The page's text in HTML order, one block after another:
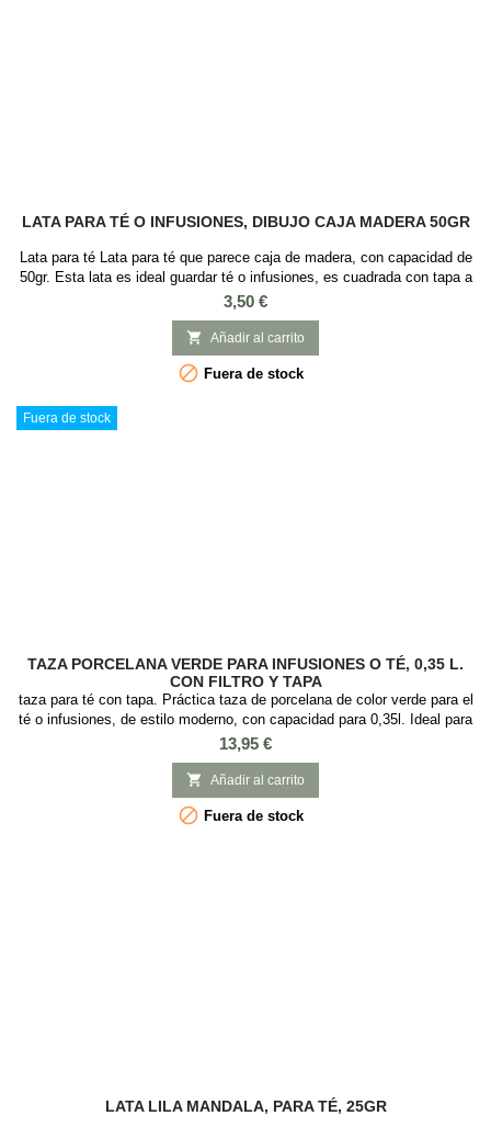
LATA PARA TÉ O INFUSIONES, DIBUJO CAJA MADERA 50GR
Lata para té Lata para té que parece caja de madera, con capacidad de
50gr. Esta lata es ideal guardar té o infusiones, es cuadrada con tapa a
presión y con Medidas: 6 x 6 x 8 cm.
Precio
3,50 €
 Añadir al carrito
 Fuera de stock
Fuera de stock
TAZA PORCELANA VERDE PARA INFUSIONES O TÉ, 0,35 L.
CON FILTRO Y TAPA
taza para té con tapa. Práctica taza de porcelana de color verde para el
té o infusiones, de estilo moderno, con capacidad para 0,35l. Ideal para
preparar té e infusiones ya que incorpora tapa y filtro de acero
inoxidable. Esta podría ser tu taza favorita para tomar el té a diario, ya
que es muy práctica y elegante, con el infusor de aluminio que es
fácil...
Precio
13,95 €
 Añadir al carrito
 Fuera de stock
LATA LILA MANDALA, PARA TÉ, 25GR